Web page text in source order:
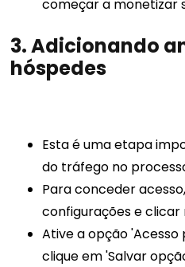
começar a monetizar
3. Adicionando
hóspedes
Esta é uma etapa
do tráfego no
Para conceder
configurações e clicar
Ative a opção
clique em 'Salvar